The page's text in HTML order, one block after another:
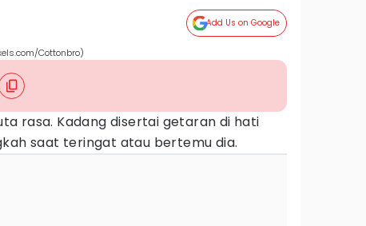
Add Us on Google
Cottonbro)
rasa. Kadang disertai getaran di hati
saat teringat atau bertemu dia.